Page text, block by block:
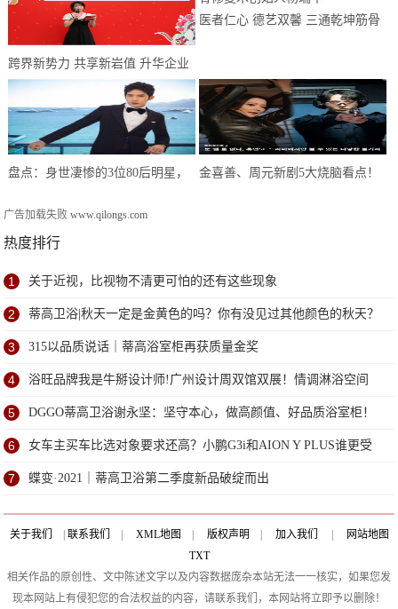
跨界新势力 共享新岩值 升华企业
2021岩板新品发布会圆满举行
医者仁心 德艺双馨 三通乾坤筋骨
盘点：身世凄惨的3位80后明星，
金喜善、周元新剧5大烧脑看点！
广告加载失败www.qilongs.com
热度排行
1 关于近视，比视物不清更可怕的还有这些现象
2 蒂高卫浴|秋天一定是金黄色的吗？你有没见过其他颜色的秋天？
3 315以品质说话｜蒂高浴室柜再获质量金奖
4 浴旺品牌我是牛掰设计师!广州设计周双馆双展！情调淋浴空间
设计揭秘
5 DGGO蒂高卫浴谢永坚：坚守本心，做高颜值、好品质浴室柜！
6 女车主买车比选对象要求还高？小鹏G3i和AION Y PLUS谁更受
宠？
7 蝶变·2021｜蒂高卫浴第二季度新品破绽而出
关于我们 | 联系我们 | XML地图 | 版权声明 | 加入我们 |
网站地图
TXT
相关作品的原创性、文中陈述文字以及内容数据庞杂本站无法一一核实，如果您发
现本网站上有侵犯您的合法权益的内容，请联系我们，本网站将立即予以删除！